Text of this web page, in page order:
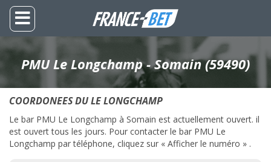
PMU Le Longchamp - Somain (59490)
COORDONEES DU LE LONGCHAMP
Le bar PMU Le Longchamp à Somain est actuellement ouvert. il
est ouvert tous les jours. Pour contacter le bar PMU Le
Longchamp par téléphone, cliquez sur « Afficher le numéro » .